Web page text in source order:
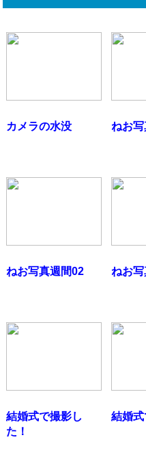
カメラの水没 ねお
ねお写真週間02 ねお
結婚式で撮影し
た！
結婚式